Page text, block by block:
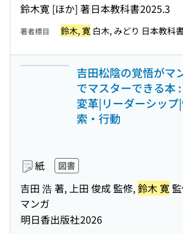
鈴木寛 [ほか] 著日本教科書2025.3
著者標目 鈴木, 寛 白木, みどり 日本教科
吉田松陰の覚悟がマ
でマスターできる本
変革|リーダーシップ
索・行動
紙 図書
吉田 浩 著, 上田 俊成 監修,鈴木 寛
マンガ
明日香出版社2026